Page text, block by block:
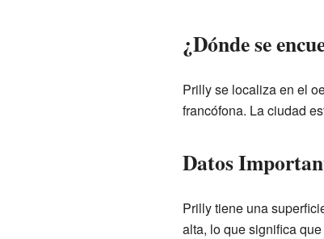
¿Dónde se
Prilly se localiza en el
francófona. La ciudad
Datos
Prilly tiene una
alta, lo que significa